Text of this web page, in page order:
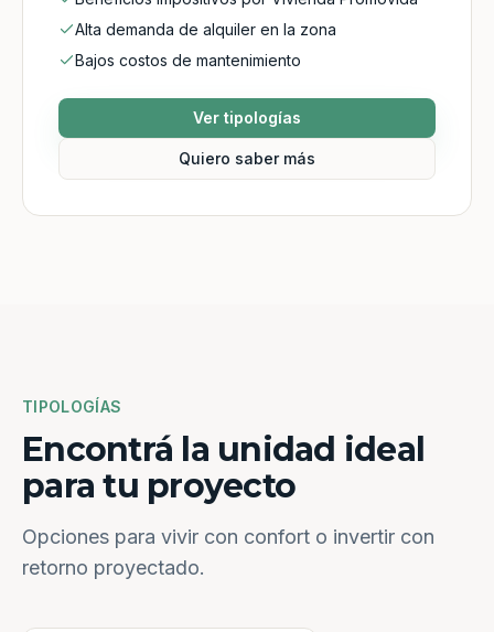
Alta demanda de alquiler en la zona
Bajos costos de mantenimiento
Ver tipologías
Quiero saber más
TIPOLOGÍAS
Encontrá la unidad ideal
para tu proyecto
Opciones para vivir con confort o invertir con
retorno proyectado.